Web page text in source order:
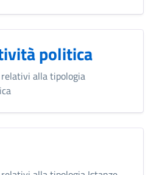
politica
alla tipologia